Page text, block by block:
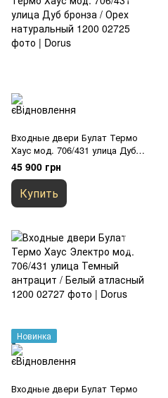
Входные двери Булат Термо
Хаус мод. 706/431 улица Дуб
бронза / Орех натуральный
1200
45 900 грн
Купить
Новинка
Входные двери Булат Термо